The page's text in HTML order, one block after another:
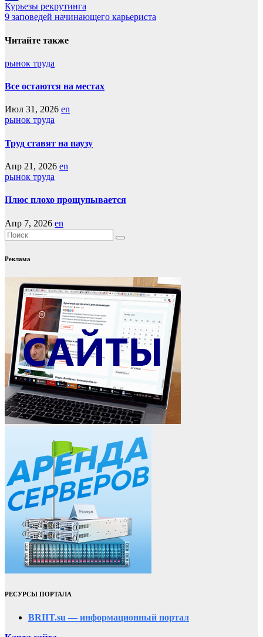
LiveJournal
Навигация
по
записям
Курьезы рекрутинга
9 заповедей начинающего карьериста
Читайте также
рынок труда
Все остаются на местах
Июл 31, 2026 en
рынок труда
Труд ставят на паузу
Апр 21, 2026 en
рынок труда
Плюс плохо прощупывается
Апр 7, 2026 en
Реклама
РЕСУРСЫ ПОРТАЛА
BRIIT.su — информационный портал